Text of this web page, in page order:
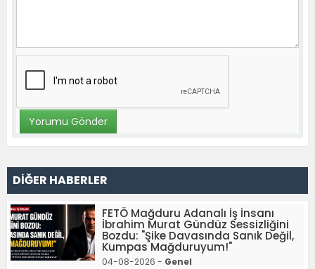
DİĞER HABERLER
FETÖ Mağduru Adanalı İş İnsanı
İbrahim Murat Gündüz Sessizliğini
Bozdu: "Şike Davasında Sanık Değil,
Kumpas Mağduruyum!"
04-08-2026 - Genel